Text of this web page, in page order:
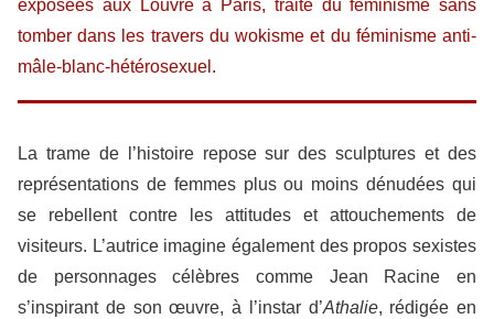
exposées aux Louvre à Paris, traite du féminisme sans
tomber dans les travers du wokisme et du féminisme anti-
mâle-blanc-hétérosexuel.
La trame de l’histoire repose sur des sculptures et des
représentations de femmes plus ou moins dénudées qui
se rebellent contre les attitudes et attouchements de
visiteurs. L’autrice imagine également des propos sexistes
de personnages célèbres comme Jean Racine en
s’inspirant de son œuvre, à l’instar d’Athalie, rédigée en